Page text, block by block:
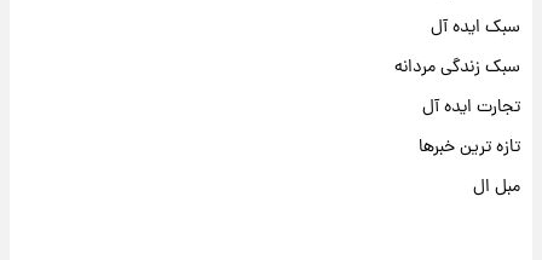
سبک ایده آل
سبک زندگی مردانه
تجارت ایده آل
تازه ترین خبرها
مبل ال